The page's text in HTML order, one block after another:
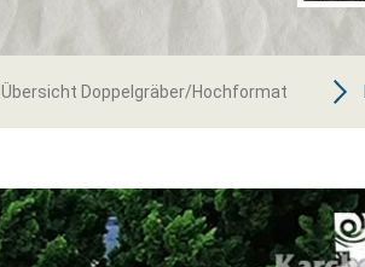
Übersicht Doppelgräber/Hochformat